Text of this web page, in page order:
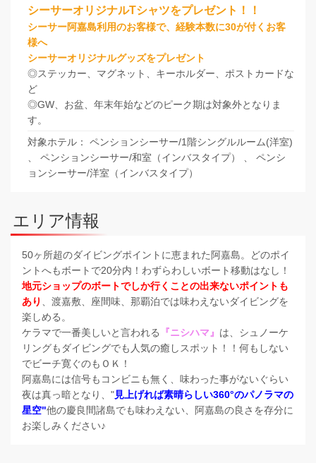
シーサーオリジナルTシャツをプレゼント！！
シーサー阿嘉島利用のお客様で、経験本数に30が付くお客
様へ
シーサーオリジナルグッズをプレゼント
◎ステッカー、マグネット、キーホルダー、ポストカードな
ど
◎GW、お盆、年末年始などのピーク期は対象外となりま
す。
対象ホテル： ペンションシーサー/1階シングルルーム(洋室)
、 ペンションシーサー/和室（インバスタイプ） 、 ペンシ
ョンシーサー/洋室（インバスタイプ）
エリア情報
50ヶ所超のダイビングポイントに恵まれた阿嘉島。どのポイ
ントへもボートで20分内！わずらわしいボート移動はなし！
地元ショップのボートでしか行くことの出来ないポイントも
あり 、渡嘉敷、座間味、那覇泊では味わえないダイビングを
楽しめる。
ケラマで一番美しいと言われる
『ニシハマ』 は、シュノーケ
リングもダイビングでも人気の癒しスポット！！何もしない
でビーチ寛ぐのもＯＫ！
阿嘉島には信号もコンビニも無く、味わった事がないぐらい
夜は真っ暗となり、"見上げれば素晴らしい360°のパノラマの
星空"他の慶良間諸島でも味わえない、阿嘉島の良さを存分に
お楽しみください♪